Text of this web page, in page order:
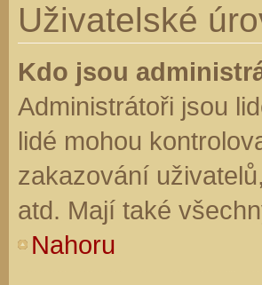
Uživatelské
Kdo jsou
Administrátoři jsou
lidé mohou
zakazování
atd. Mají také
Nahoru